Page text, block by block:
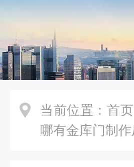
当前位置： 首页
哪有金库门制作